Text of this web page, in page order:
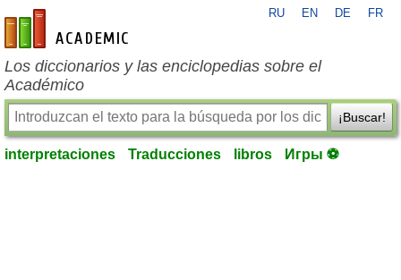
es-academic.com
RU EN DE FR
Los diccionarios y las enciclopedias sobre el
Académico
¡Buscar!
interpretaciones Traducciones libros Игры ⚽